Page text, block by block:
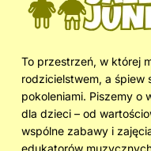
To przestrzeń, w której
rodzicielstwem, a śpiew
pokoleniami. Piszemy o
dla dzieci – od
wspólne zabawy i
edukatorów